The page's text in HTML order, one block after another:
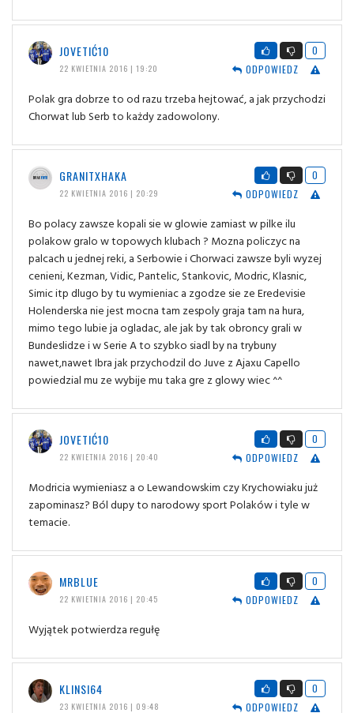
JOVETIĆ10
22 KWIETNIA 2016 | 19:20
0
ODPOWIEDZ
Polak gra dobrze to od razu trzeba hejtować, a jak przychodzi
Chorwat lub Serb to każdy zadowolony.
GRANITXHAKA
22 KWIETNIA 2016 | 20:29
0
ODPOWIEDZ
Bo polacy zawsze kopali sie w glowie zamiast w pilke ilu
polakow gralo w topowych klubach ? Mozna policzyc na
palcach u jednej reki, a Serbowie i Chorwaci zawsze byli wyzej
cenieni, Kezman, Vidic, Pantelic, Stankovic, Modric, Klasnic,
Simic itp dlugo by tu wymieniac a zgodze sie ze Eredevisie
Holenderska nie jest mocna tam zespoly graja tam na hura,
mimo tego lubie ja ogladac, ale jak by tak obroncy grali w
Bundeslidze i w Serie A to szybko siadl by na trybuny
nawet,nawet Ibra jak przychodzil do Juve z Ajaxu Capello
powiedzial mu ze wybije mu taka gre z glowy wiec ^^
JOVETIĆ10
22 KWIETNIA 2016 | 20:40
0
ODPOWIEDZ
Modricia wymieniasz a o Lewandowskim czy Krychowiaku już
zapominasz? Ból dupy to narodowy sport Polaków i tyle w
temacie.
MRBLUE
22 KWIETNIA 2016 | 20:45
0
ODPOWIEDZ
Wyjątek potwierdza regułę
KLINSI64
23 KWIETNIA 2016 | 09:48
0
ODPOWIEDZ